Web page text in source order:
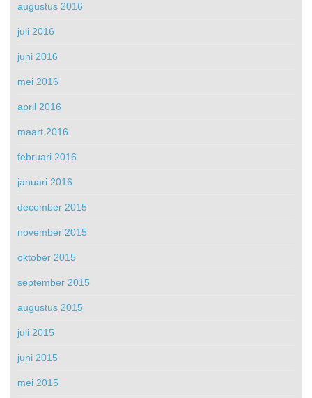
augustus 2016
juli 2016
juni 2016
mei 2016
april 2016
maart 2016
februari 2016
januari 2016
december 2015
november 2015
oktober 2015
september 2015
augustus 2015
juli 2015
juni 2015
mei 2015